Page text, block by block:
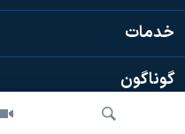
خدمات
گوناگون